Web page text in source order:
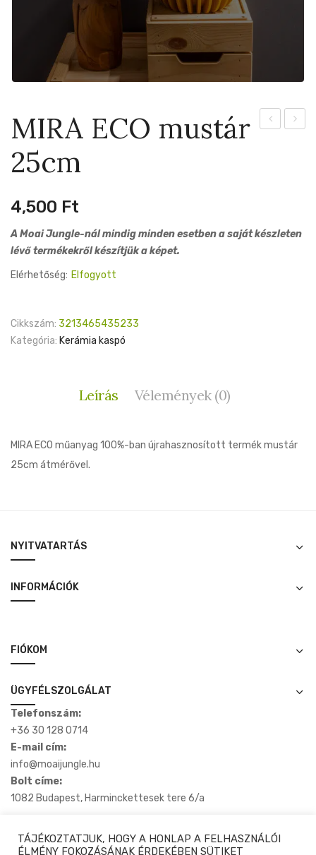
MIRA ECO mustár
25cm
4,500 Ft
A Moai Jungle-nál mindig minden esetben a saját készleten
lévő termékekről készítjük a képet.
Elérhetőség: Elfogyott
Cikkszám: 3213465435233
Kategória: Kerámia kaspó
Leírás Vélemények (0)
MIRA ECO műanyag 100%-ban újrahasznosított termék mustár
25cm átmérővel.
NYITVATARTÁS
INFORMÁCIÓK
FIÓKOM
ÜGYFÉLSZOLGÁLAT
Telefonszám:
+36 30 128 0714
E-mail cím:
info@moaijungle.hu
Bolt címe:
1082 Budapest, Harminckettesek tere 6/a
TÁJÉKOZTATJUK, HOGY A HONLAP A FELHASZNÁLÓI
ÉLMÉNY FOKOZÁSÁNAK ÉRDEKÉBEN SÜTIKET